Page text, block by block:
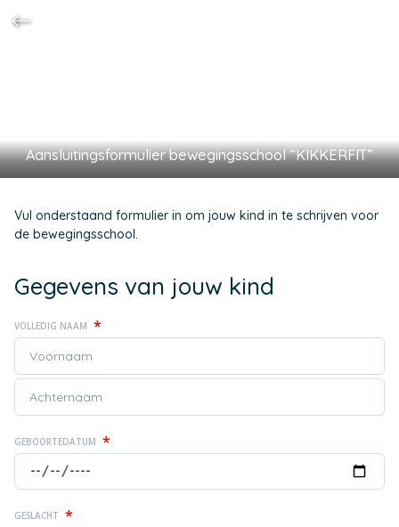
Aansluitingsformulier bewegingsschool “KIKKERFIT”
Vul onderstaand formulier in om jouw kind in te schrijven voor
de bewegingsschool.
Gegevens van jouw kind
VOLLEDIG NAAM *
GEBOORTEDATUM *
GESLACHT *